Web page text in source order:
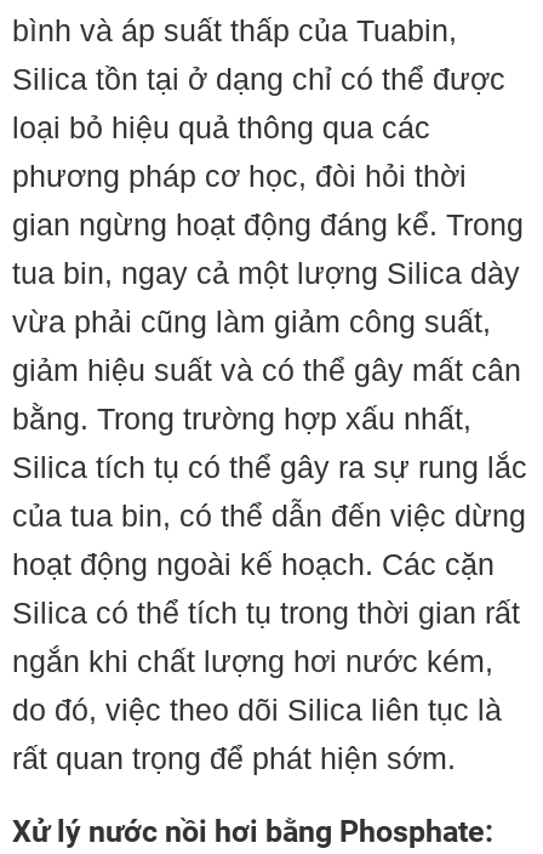
bình và áp suất thấp của Tuabin,
Silica tồn tại ở dạng chỉ có thể được
loại bỏ hiệu quả thông qua các
phương pháp cơ học, đòi hỏi thời
gian ngừng hoạt động đáng kể. Trong
tua bin, ngay cả một lượng Silica dày
vừa phải cũng làm giảm công suất,
giảm hiệu suất và có thể gây mất cân
bằng. Trong trường hợp xấu nhất,
Silica tích tụ có thể gây ra sự rung lắc
của tua bin, có thể dẫn đến việc dừng
hoạt động ngoài kế hoạch. Các cặn
Silica có thể tích tụ trong thời gian rất
ngắn khi chất lượng hơi nước kém,
do đó, việc theo dõi Silica liên tục là
rất quan trọng để phát hiện sớm.
Xử lý nước nồi hơi bằng Phosphate: